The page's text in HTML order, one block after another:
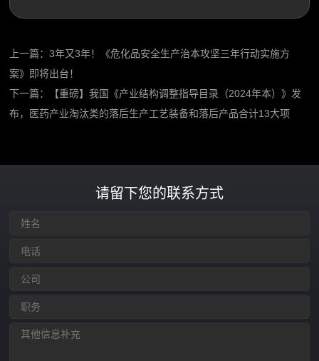
上一篇：3年又3年！《危化品安全生产治本攻坚三年行动实施方
案》即将出台！
下一篇：
【重磅】我国《产业结构调整指导目录（2024年本）》发
布，医药产业淘汰类的落后生产工艺装备和落后产品合计13大项
请留下您的联系方式